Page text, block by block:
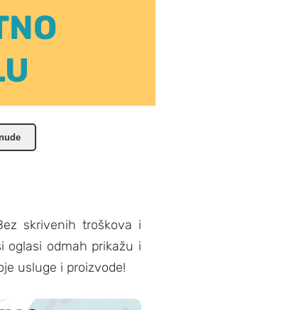
skrivenih troškova i
oglasi odmah prikažu i
usluge i proizvode!